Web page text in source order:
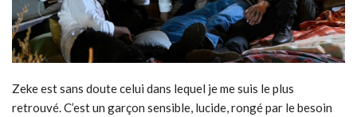
Zeke est sans doute celui dans lequel je me suis le plus
retrouvé. C’est un garçon sensible, lucide, rongé par le besoin